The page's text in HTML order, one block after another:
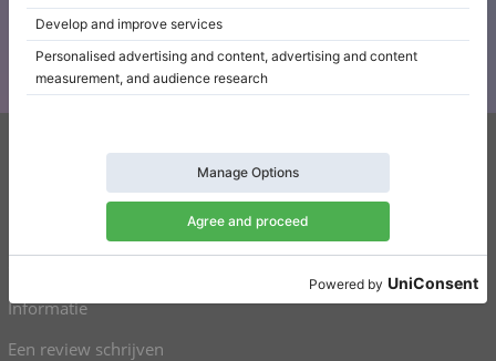
Blijf op de hoogte van al het Klaviano nieuws
Informatie
Een review schrijven